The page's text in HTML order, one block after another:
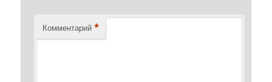
Комментарий *